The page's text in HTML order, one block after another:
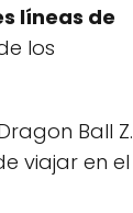
líneas de
los
Ball Z.
viajar en el